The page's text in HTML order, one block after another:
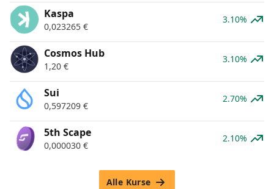
Kaspa
0,023265 €
3.10%
Cosmos Hub
1,20 €
3.10%
Sui
0,597209 €
2.70%
5th Scape
0,000030 €
2.10%
Alle Kurse